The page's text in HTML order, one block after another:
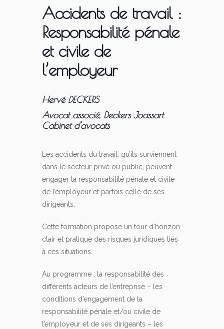
Accidents de travail :
Responsabilité pénale
et civile de
l’employeur
Hervé DECKERS
Avocat associé, Deckers Joassart
Cabinet d'avocats
Les accidents du travail, qu’ils surviennent
dans le secteur privé ou public, peuvent
engager la responsabilité pénale et civile
de l’employeur et parfois celle de ses
dirigeants.
Cette formation propose un tour d’horizon
clair et pratique des risques juridiques liés
à ces situations.
Au programme : la responsabilité des
différents acteurs de l’entreprise – les
conditions d’engagement de la
responsabilité pénale et/ou civile de
l’employeur et de ses dirigeants – les